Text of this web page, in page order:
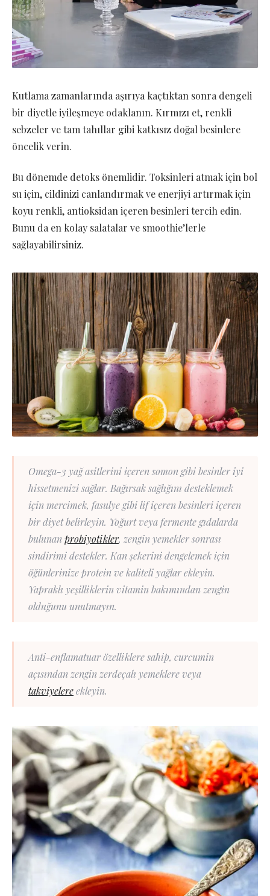
Kutlama zamanlarında aşırıya kaçtıktan sonra dengeli
bir diyetle iyileşmeye odaklanın. Kırmızı et, renkli
sebzeler ve tam tahıllar gibi katkısız doğal besinlere
öncelik verin.
Bu dönemde detoks önemlidir. Toksinleri atmak için bol
su için, cildinizi canlandırmak ve enerjiyi artırmak için
koyu renkli, antioksidan içeren besinleri tercih edin.
Bunu da en kolay salatalar ve smoothie’lerle
sağlayabilirsiniz.
Omega-3 yağ asitlerini içeren somon gibi besinler iyi
hissetmenizi sağlar. Bağırsak sağlığını desteklemek
için mercimek, fasulye gibi lif içeren besinleri içeren
bir diyet belirleyin. Yoğurt veya fermente gıdalarda
bulunanprobiyotikler, zengin yemekler sonrası
sindirimi destekler. Kan şekerini dengelemek için
öğünlerinize protein ve kaliteli yağlar ekleyin.
Yapraklı yeşilliklerin vitamin bakımından zengin
olduğunu unutmayın.
Anti-enflamatuar özelliklere sahip, curcumin
açısından zengin zerdeçalı yemeklere veya
takviyelereekleyin.